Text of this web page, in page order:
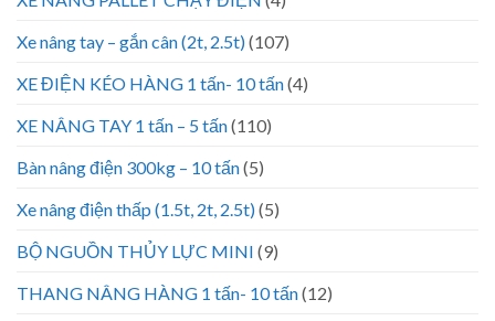
Xe nâng tay – gắn cân (2t, 2.5t)(107)
XE ĐIỆN KÉO HÀNG 1 tấn- 10 tấn(4)
XE NÂNG TAY 1 tấn – 5 tấn(110)
Bàn nâng điện 300kg – 10 tấn(5)
Xe nâng điện thấp (1.5t, 2t, 2.5t)(5)
BỘ NGUỒN THỦY LỰC MINI (9)
THANG NÂNG HÀNG 1 tấn- 10 tấn(12)